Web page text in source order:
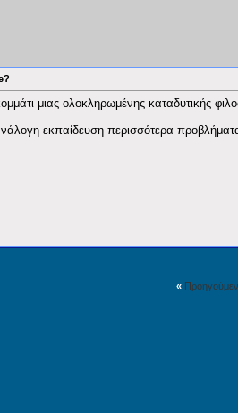
μιας ολοκληρωμένης καταδυτικής
εκπαίδευση περισσότερα
«